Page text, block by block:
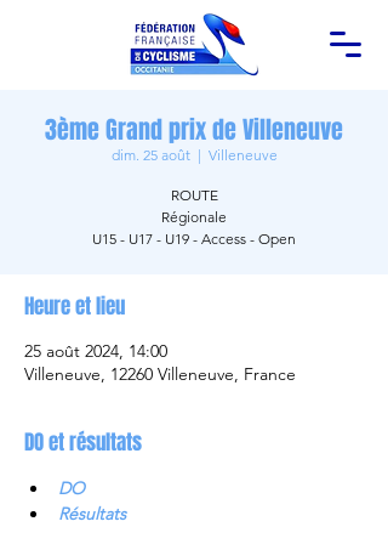
3ème Grand prix de Villeneuve
dim. 25 août
  |
Villeneuve
ROUTE
Régionale
U15 - U17 - U19 - Access - Open
Heure et lieu
25 août 2024, 14:00
Villeneuve, 12260 Villeneuve, France
DO et résultats
DO
Résultats